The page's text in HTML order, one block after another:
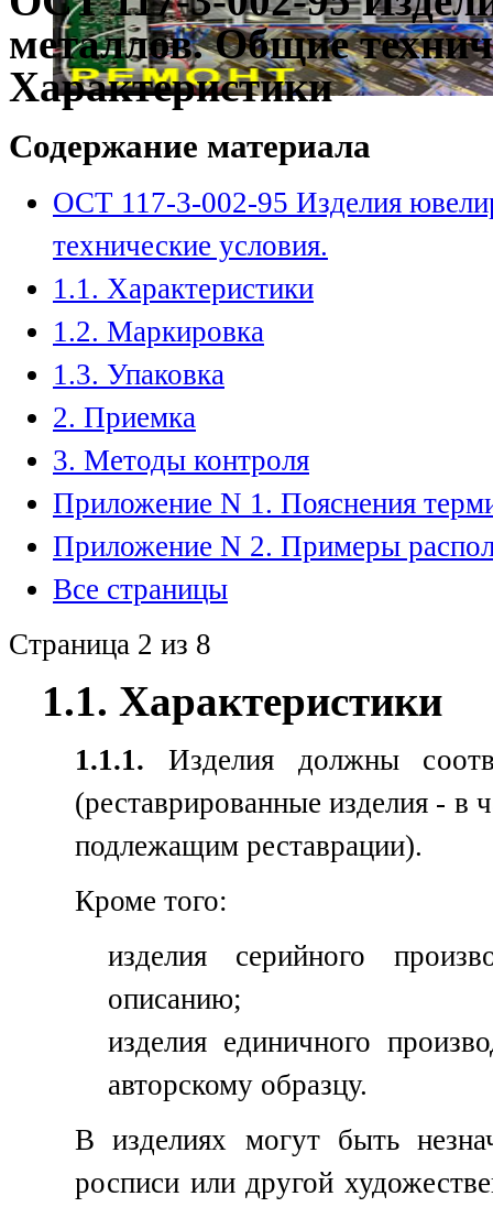
металлов. Общие
Характеристики
Содержание материала
ОСТ 117-3-002-95 Изделия
технические условия.
1.1. Характеристики
1.2. Маркировка
1.3. Упаковка
2. Приемка
3. Методы контроля
Приложение N 1. Пояснения
Приложение N 2. Примеры
Все страницы
Страница 2 из 8
1.1. Характеристики
1.1.1. Изделия должны
(реставрированные изделия - в
подлежащим реставрации).
Кроме того:
изделия серийного
описанию;
изделия единичного
авторскому образцу.
В изделиях могут быть
росписи или другой